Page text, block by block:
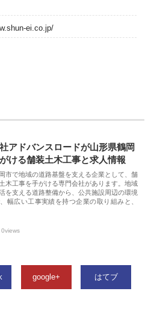
ei.co.jp/
アドバンスロードが山形県鶴岡
ける舗装土木工事と求人情報
市で地域の道路基盤を支える企業として、舗
木工事を手がける専門会社があります。地域
を支える道路整備から、公共施設周辺の環境
幅広い工事実績を持つ企業の取り組みと、
0views
google+ はてブ